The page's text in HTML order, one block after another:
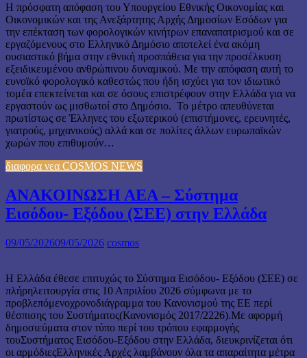
Η πρόσφατη απόφαση του Υπουργείου Εθνικής Οικονομίας και
Οικονομικών και της Ανεξάρτητης Αρχής Δημοσίων Εσόδων για
την επέκταση των φορολογικών κινήτρων επαναπατρισμού και σε
εργαζόμενους στο Ελληνικό Δημόσιο αποτελεί ένα ακόμη
ουσιαστικό βήμα στην εθνική προσπάθεια για την προσέλκυση
εξειδικευμένου ανθρώπινου δυναμικού. Με την απόφαση αυτή το
ευνοϊκό φορολογικό καθεστώς που ήδη ισχύει για τον ιδιωτικό
τομέα επεκτείνεται και σε όσους επιστρέφουν στην Ελλάδα για να
εργαστούν ως μισθωτοί στο Δημόσιο. Το μέτρο απευθύνεται
πρωτίστως σε Έλληνες του εξωτερικού (επιστήμονες, ερευνητές,
γιατρούς, μηχανικούς) αλλά και σε πολίτες άλλων ευρωπαϊκών
χωρών που επιθυμούν…
διαφορα νεα COSMOS NEWS
ΑΝΑΚΟΙΝΩΣΗ ΑΕΑ – Σύστημα
Εισόδου- Εξόδου (ΣΕΕ) στην Ελλάδα
09/05/202609/05/2026 cosmos
Η Ελλάδα έθεσε επιτυχώς το Σύστημα Εισόδου- Εξόδου (ΣΕΕ) σε
πλήρηλειτουργία στις 10 Απριλίου 2026 σύμφωνα με το
προβλεπόμενοχρονοδιάγραμμα του Κανονισμού της ΕΕ περί
θέσπισης του Συστήματος(Κανονισμός 2017/2226).Με αφορμή
δημοσιεύματα στον τύπο περί του τρόπου εφαρμογής
τουΣυστήματος Εισόδου-Εξόδου στην Ελλάδα, διευκρινίζεται ότι
οι αρμόδιεςΕλληνικές Αρχές λαμβάνουν όλα τα απαραίτητα μέτρα